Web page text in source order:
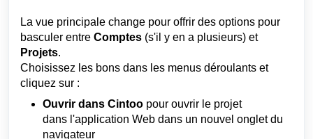
La vue principale change pour offrir des options pour
basculer entre Comptes (s'il y en a plusieurs) et
Projets.
Choisissez les bons dans les menus déroulants et
cliquez sur :
Ouvrir dans Cintoo pour ouvrir le projet
dans l'application Web dans un nouvel onglet du
navigateur